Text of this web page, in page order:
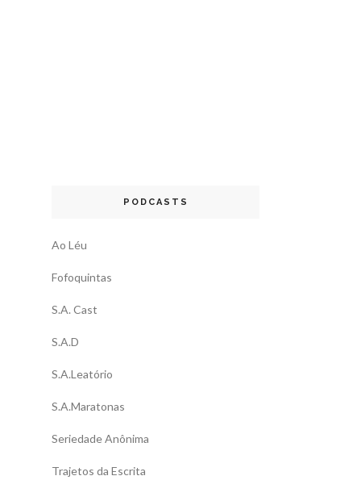
PODCASTS
Ao Léu
Fofoquintas
S.A. Cast
S.A.D
S.A.Leatório
S.A.Maratonas
Seriedade Anônima
Trajetos da Escrita